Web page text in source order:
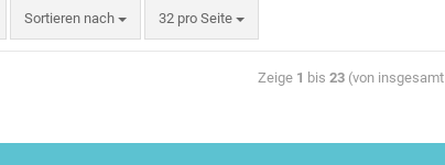
Sortieren nach 32 pro Seite
Zeige 1 bis 23(von insgesamt